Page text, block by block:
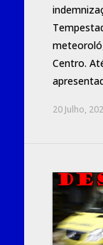
Centro.
20 Julho,